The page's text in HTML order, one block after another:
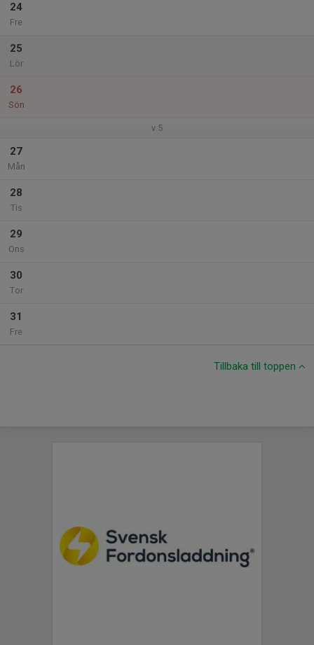
24
Fre
25
Lör
26
Sön
v.5
27
Mån
28
Tis
29
Ons
30
Tor
31
Fre
Tillbaka till toppen